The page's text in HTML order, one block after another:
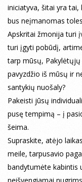
iniciatyva, šitai yra
bus neįmanomas
Apskritai žmonija turi
turi įgyti pobūdį,
tarp mūsų,
pavyzdžio iš mūsų ir
santykių nuošaly?
Pakeisti jūsų
pusę tempimą – į
šeima.
Supraskite, atėjo
meile, tarpusavio
bandytumėte kabintis